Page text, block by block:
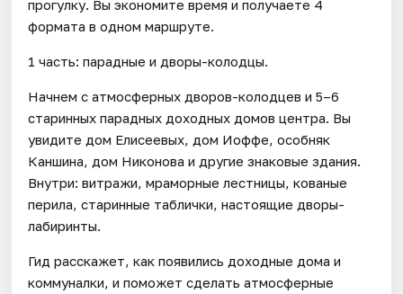
прогулку. Вы экономите время и получаете 4
формата в одном маршруте.
1 часть: парадные и дворы-колодцы.
Начнем с атмосферных дворов-колодцев и 5–6
старинных парадных доходных домов центра. Вы
увидите дом Елисеевых, дом Иоффе, особняк
Каншина, дом Никонова и другие знаковые здания.
Внутри: витражи, мраморные лестницы, кованые
перила, старинные таблички, настоящие дворы-
лабиринты.
Гид расскажет, как появились доходные дома и
коммуналки, и поможет сделать атмосферные